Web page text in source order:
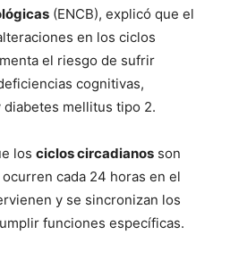
(ENCB), explicó que el
en los ciclos
el riesgo de sufrir
cognitivas,
mellitus tipo 2.
los ciclos circadianos son
cada 24 horas en el
y se sincronizan los
funciones específicas.